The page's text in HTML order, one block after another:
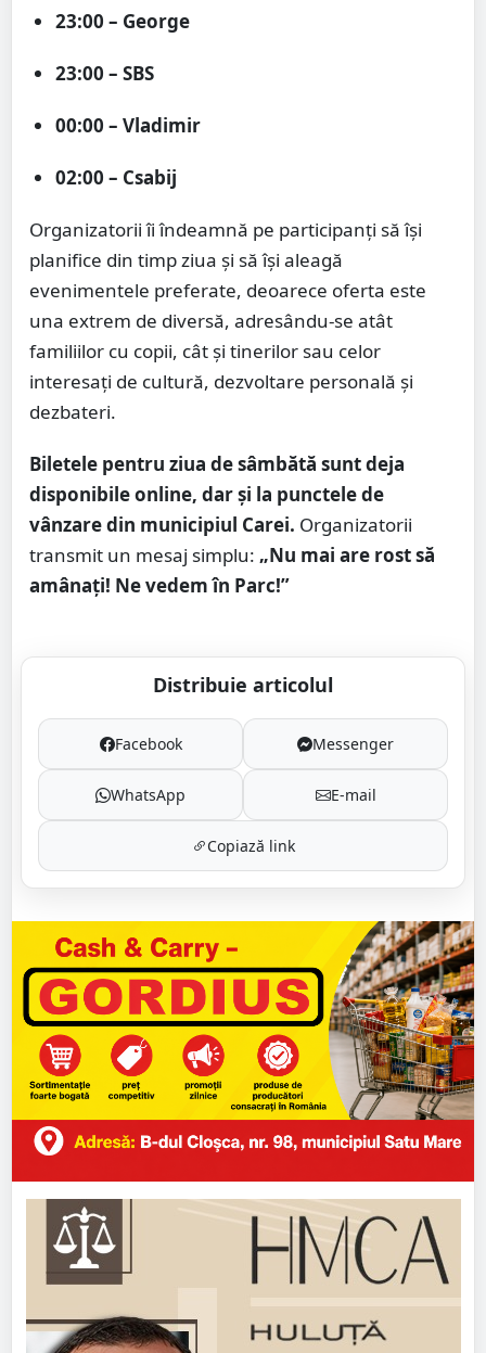
23:00 – George
23:00 – SBS
00:00 – Vladimir
02:00 – Csabij
Organizatorii îi îndeamnă pe participanți să își
planifice din timp ziua și să își aleagă
evenimentele preferate, deoarece oferta este
una extrem de diversă, adresându-se atât
familiilor cu copii, cât și tinerilor sau celor
interesați de cultură, dezvoltare personală și
dezbateri.
Biletele pentru ziua de sâmbătă sunt deja
disponibile online, dar și la punctele de
vânzare din municipiul Carei. Organizatorii
transmit un mesaj simplu: „Nu mai are rost să
amânați! Ne vedem în Parc!”
Distribuie articolul
Facebook Messenger
WhatsApp E-mail
Copiază link